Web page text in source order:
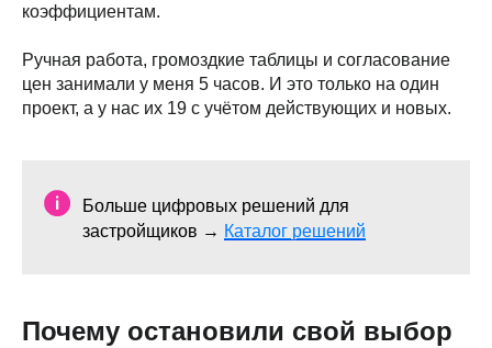
коэффициентам.
Ручная работа, громоздкие таблицы и согласование
цен занимали у меня 5 часов. И это только на один
проект, а у нас их 19 с учётом действующих и новых.
Больше цифровых решений для
застройщиков → Каталог решений
Почему остановили свой выбор